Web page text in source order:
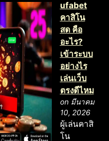
ufabet
คาสิโน
สด คือ
อะไร?
เข้าระบบ
อย่างไร
เล่นเว็บ
ตรงดีไหม
on มีนาคม
10, 2026
ผู้เล่นคาสิ
โน